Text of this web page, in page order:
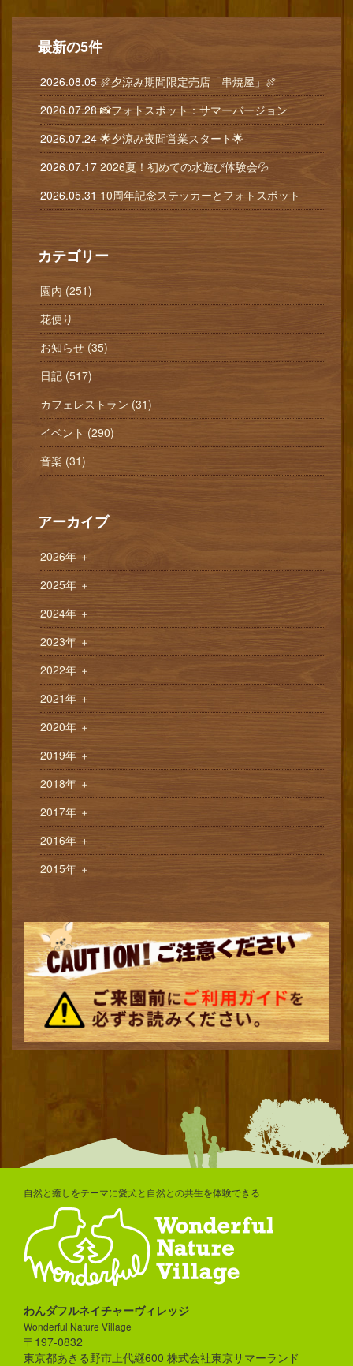
最新の5件
2026.08.05 🍖夕涼み期間限定売店「串焼屋」🍖
2026.07.28 📸フォトスポット：サマーバージョン
2026.07.24 🌟夕涼み夜間営業スタート🌟
2026.07.17 2026夏！初めての水遊び体験会💦
2026.05.31 10周年記念ステッカーとフォトスポット
カテゴリー
園内 (251)
花便り
お知らせ (35)
日記 (517)
カフェレストラン (31)
イベント (290)
音楽 (31)
アーカイブ
2026年 ＋
2025年 ＋
2024年＋
2023年 ＋
2022年 ＋
2021年 ＋
2020年 ＋
2019年 ＋
2018年 ＋
2017年 ＋
2016年 ＋
2015年 ＋
自然と癒しをテーマに愛犬と自然との共生を体験できる
わんダフルネイチャーヴィレッジ
Wonderful Nature Village
〒197-0832
東京都あきる野市上代継600 株式会社東京サマーランド